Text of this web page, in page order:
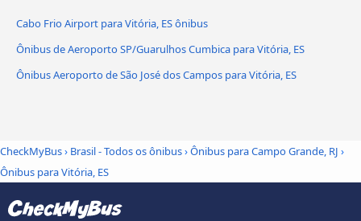
Cabo Frio Airport para Vitória, ES ônibus
Ônibus de Aeroporto SP/Guarulhos Cumbica para Vitória, ES
Ônibus Aeroporto de São José dos Campos para Vitória, ES
CheckMyBus› Brasil - Todos os ônibus›Ônibus para Campo Grande, RJ ›
Ônibus para Vitória, ES